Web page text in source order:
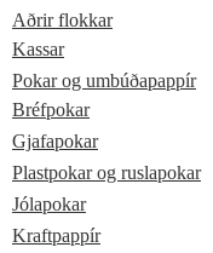
Aðrir flokkar
Kassar
Pokar og umbúðapappír
Bréfpokar
Gjafapokar
Plastpokar og ruslapokar
Jólapokar
Kraftpappír